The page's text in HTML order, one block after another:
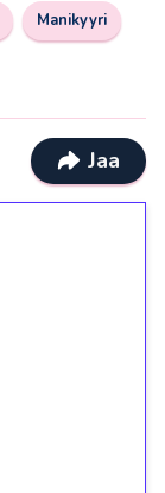
Manikyyri
Jaa